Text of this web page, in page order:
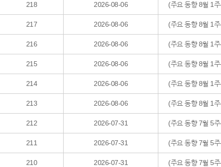
218 2026-08-06 (주요 동향 8월 1
217 2026-08-06 (주요 동향 8월 1
216 2026-08-06 (주요 동향 8월 1
215 2026-08-06 (주요 동향 8월 1
214 2026-08-06 (주요 동향 8월 1
213 2026-08-06 (주요 동향 8월 1
212 2026-07-31 (주요 동향 7월 5
211 2026-07-31 (주요 동향 7월 5
210 2026-07-31 (주요 동향 7월 5